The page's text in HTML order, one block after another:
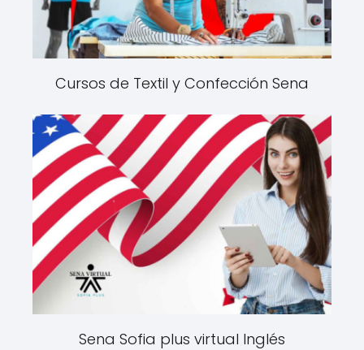
Cursos de Textil y Confección Sena
Sena Sofia plus virtual Inglés